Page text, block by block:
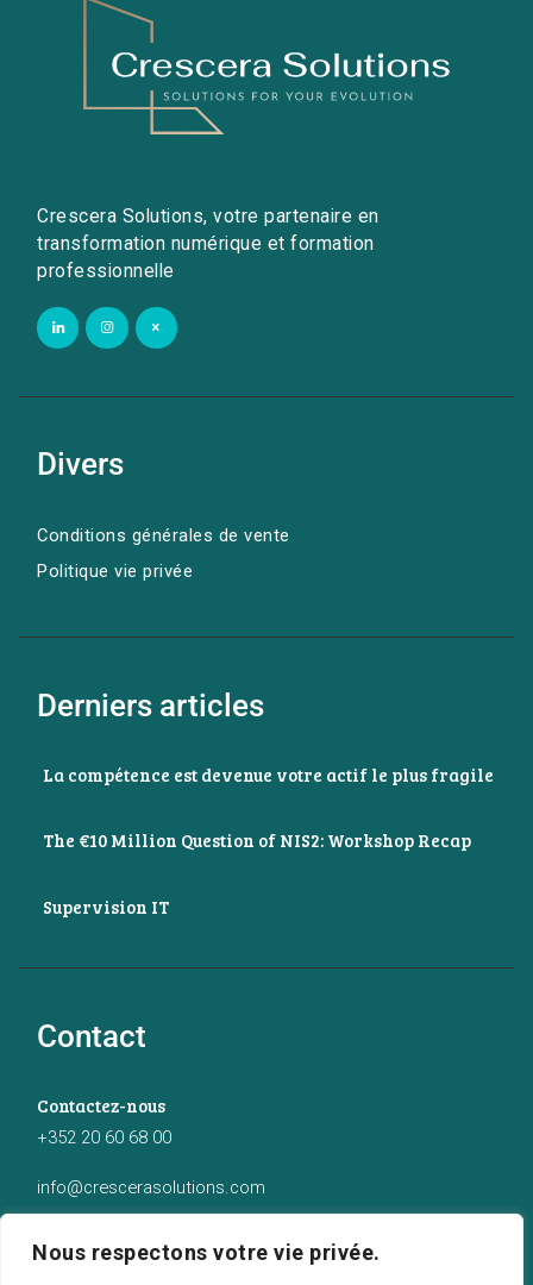
Nous respectons votre vie privée.
Crescera Solutions, votre partenaire en
transformation numérique et formation
professionnelle
Divers
Conditions générales de vente
Politique vie privée
Derniers articles
La compétence est devenue votre actif le plus fragile
The €10 Million Question of NIS2: Workshop Recap
Supervision IT
Contact
Contactez-nous
+352 20 60 68 00
info@crescerasolutions.com
50 route d’Esch (2ème étage), Luxembourg